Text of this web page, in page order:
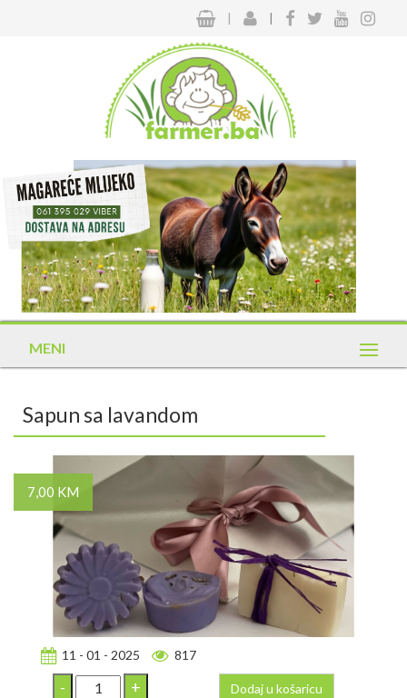
| |
MENI
Sapun sa lavandom
7,00 KM
11 - 01 - 2025 817
Dodaj u košaricu